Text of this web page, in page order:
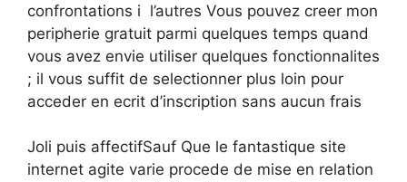
confrontations i l’autres Vous pouvez creer mon
peripherie gratuit parmi quelques temps quand
vous avez envie utiliser quelques fonctionnalites
; il vous suffit de selectionner plus loin pour
acceder en ecrit d’inscription sans aucun frais
Joli puis affectifSauf Que le fantastique site
internet agite varie procede de mise en relation